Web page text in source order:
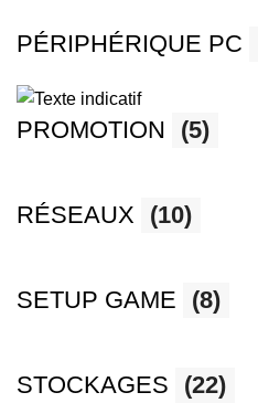
PÉRIPHÉRIQUE PC
PROMOTION (5)
RÉSEAUX (10)
SETUP GAME (8)
STOCKAGES (22)